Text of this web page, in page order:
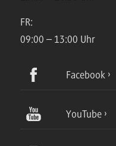
FR:
09:00 – 13:00 Uhr
Facebook
YouTube